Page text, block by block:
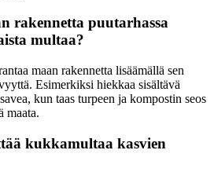
rakennetta puutarhassa
multaa?
maan rakennetta lisäämällä sen
Esimerkiksi hiekkaa sisältävä
kun taas turpeen ja kompostin seos
maata.
kukkamultaa kasvien